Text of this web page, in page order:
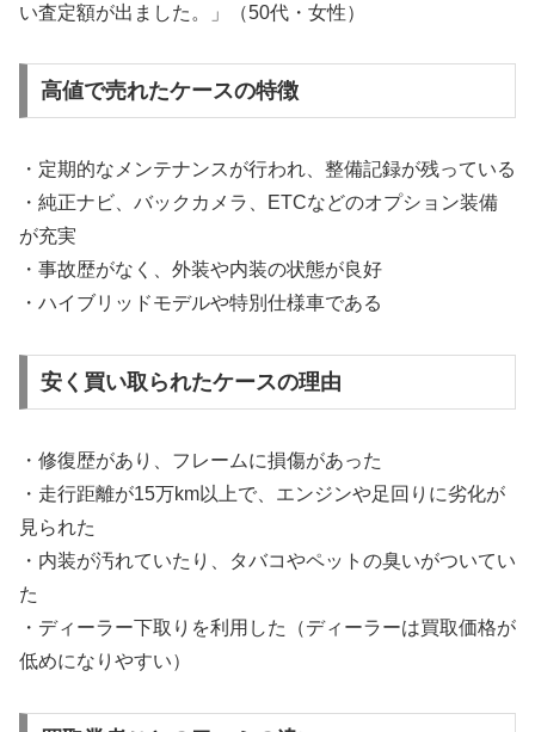
い査定額が出ました。」（50代・女性）
高値で売れたケースの特徴
・定期的なメンテナンスが行われ、整備記録が残っている
・純正ナビ、バックカメラ、ETCなどのオプション装備
が充実
・事故歴がなく、外装や内装の状態が良好
・ハイブリッドモデルや特別仕様車である
安く買い取られたケースの理由
・修復歴があり、フレームに損傷があった
・走行距離が15万km以上で、エンジンや足回りに劣化が
見られた
・内装が汚れていたり、タバコやペットの臭いがついてい
た
・ディーラー下取りを利用した（ディーラーは買取価格が
低めになりやすい）